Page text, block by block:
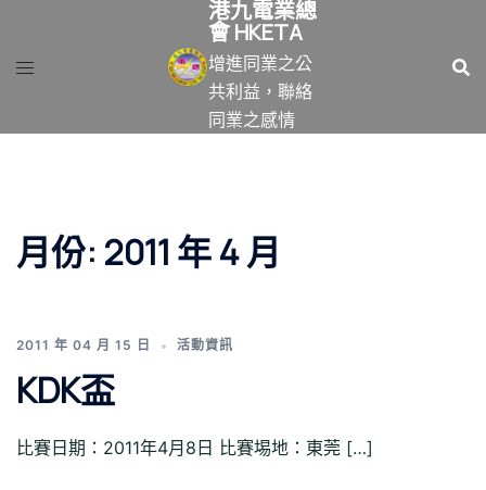
港九電業總
會 HKETA
增進同業之公
共利益，聯絡
同業之感情
月份: 2011 年 4 月
2011 年 04 月 15 日 活動資訊
KDK盃
比賽日期：2011年4月8日 比賽埸地：東莞 […]